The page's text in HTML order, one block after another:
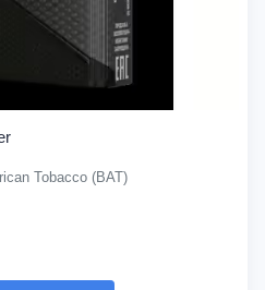
Tobacco (BAT)